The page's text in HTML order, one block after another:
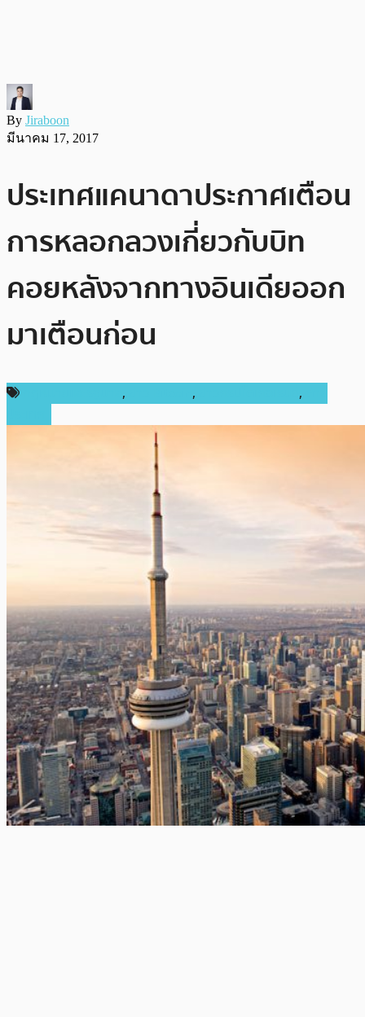
By Jiraboon
มีนาคม 17, 2017
ประเทศแคนาดาประกาศเตือน
การหลอกลวงเกี่ยวกับบิท
คอยหลังจากทางอินเดียออก
มาเตือนก่อน
, , ,